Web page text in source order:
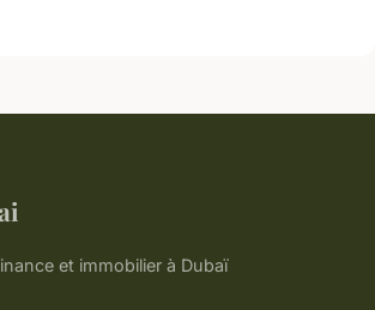
et immobilier à Dubaï